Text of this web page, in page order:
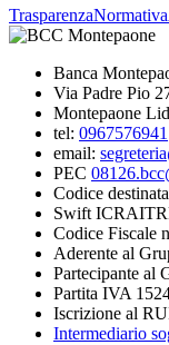
TrasparenzaNormativa
Banca
Via Padre Pio
Montepaone
tel: 0967576941
email:
PEC
Codice
Swift
Codice Fiscale
Aderente al
Partecipante al
Partita IVA
Iscrizione al
Intermediario